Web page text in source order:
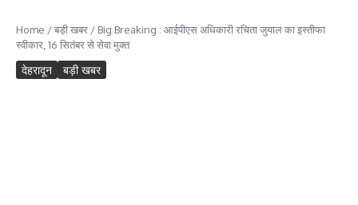
Home /बड़ी खबर / Big Breaking : आईपीएस अधिकारी रचिता जुयाल का इस्तीफा
स्वीकार, 16 सितंबर से सेवा मुक्त
देहरादून बड़ी खबर